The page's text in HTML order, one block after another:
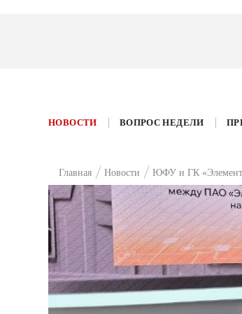
НОВОСТИ ВОПРОС НЕДЕЛИ
Главная Новости ЮФУ и ГК